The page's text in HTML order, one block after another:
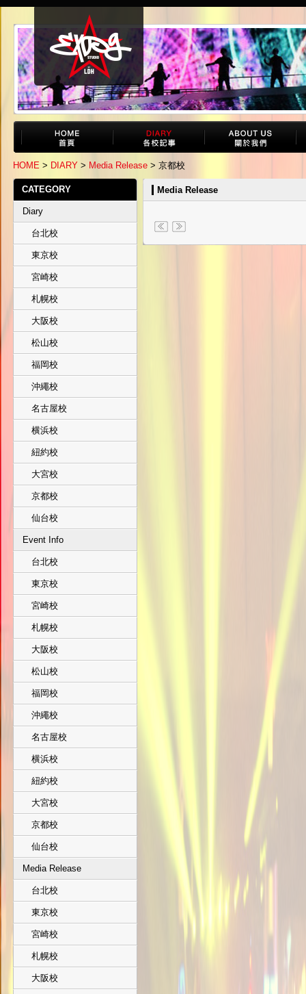
HOME > DIARY > Media Release > 京都校
CATEGORY
Diary
台北校
東京校
宮崎校
札幌校
大阪校
松山校
福岡校
沖繩校
名古屋校
横浜校
紐約校
大宮校
京都校
仙台校
Event Info
台北校
東京校
宮崎校
札幌校
大阪校
松山校
福岡校
沖繩校
名古屋校
横浜校
紐約校
大宮校
京都校
仙台校
Media Release
台北校
東京校
宮崎校
札幌校
大阪校
Media Release